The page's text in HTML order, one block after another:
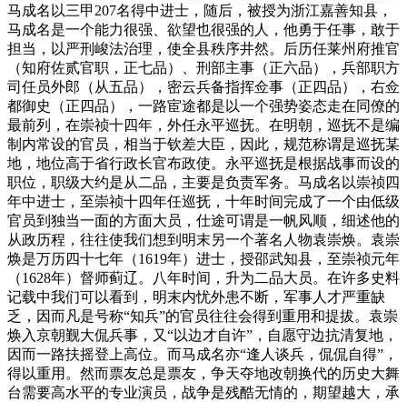
马成名以三甲207名得中进士，随后，被授为浙江嘉善知县，
马成名是一个能力很强、欲望也很强的人，他勇于任事，敢于
担当，以严刑峻法治理，使全县秩序井然。后历任莱州府推官
（知府佐贰官职，正七品）、刑部主事（正六品），兵部职方
司任员外郎（从五品），密云兵备指挥佥事（正四品），右佥
都御史（正四品），一路宦途都是以一个强势姿态走在同僚的
最前列，在崇祯十四年，外任永平巡抚。在明朝，巡抚不是编
制内常设的官员，相当于钦差大臣，因此，规范称谓是巡抚某
地，地位高于省行政长官布政使。永平巡抚是根据战事而设的
职位，职级大约是从二品，主要是负责军务。马成名以崇祯四
年中进士，至崇祯十四年任巡抚，十年时间完成了一个由低级
官员到独当一面的方面大员，仕途可谓是一帆风顺，细述他的
从政历程，往往使我们想到明末另一个著名人物袁崇焕。袁崇
焕是万历四十七年（1619年）进士，授邵武知县，至崇祯元年
（1628年）督师蓟辽。八年时间，升为二品大员。在许多史料
记载中我们可以看到，明末内忧外患不断，军事人才严重缺
乏，因而凡是号称“知兵”的官员往往会得到重用和提拔。袁崇
焕入京朝觐大侃兵事，又“以边才自许”，自愿守边抗清复地，
因而一路扶摇登上高位。而马成名亦“逢人谈兵，侃侃自得”，
得以重用。然而票友总是票友，争天夺地改朝换代的历史大舞
台需要高水平的专业演员，战争是残酷无情的，期望越大，承